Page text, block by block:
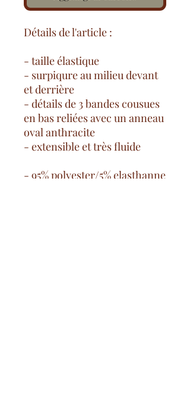
Détails de l'article :
- taille élastique
- surpiqure au milieu devant
et derrière
- détails de 3 bandes cousues
en bas reliées avec un anneau
oval anthracite
- extensible et très fluide
- 95% polyester/5% elasthanne